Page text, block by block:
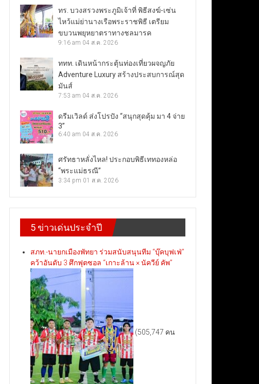
ทร. บวงสรวงพระภูมิเจ้าที่ พิธีสงฆ์-เซ่น
ไหว้แม่ย่านางเรือพระราชพิธี เตรียม
ขบวนพยุหยาตราทางชลมารค
9:16 am 04 ส.ค. 2026
ททท. เดินหน้ากระตุ้นท่องเที่ยวผจญภัย
Adventure Luxury สร้างประสบการณ์สุด
มันส์
7:53 am 04 ส.ค. 2026
ดรีมเวิลด์ ส่งโปรปัง “สนุกสุดคุ้ม มา 4 จ่าย
3”
6:40 am 04 ส.ค. 2026
ศรัทธาหลั่งไหล! ประกอบพิธีเททองหล่อ
“พระแม่ธรณี”
3:34 pm 01 ส.ค. 2026
5 ข่าวเด่นประจำปี
สภท.-นายกเมืองพัทยา ร่วมสนับสนุนทีม “บุ๊คบุฟเฟ่”
คว้าอันดับ 3 ศึกฟุตซอล “เกาะล้าน × นัควีย์ คัพ”
(505,747 คน